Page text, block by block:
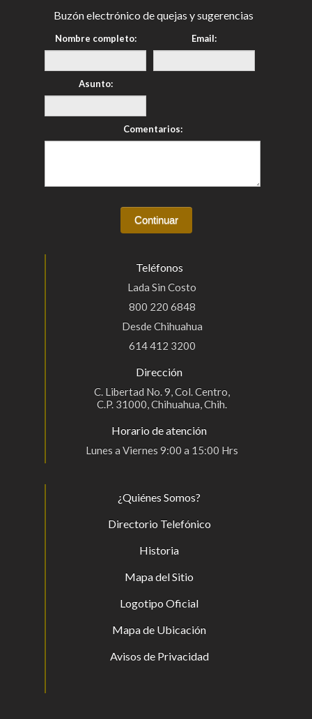
Buzón electrónico de quejas y sugerencias
Nombre completo: Email:
Asunto:
Comentarios:
Teléfonos
Lada Sin Costo
800 220 6848
Desde Chihuahua
614 412 3200
Dirección
C. Libertad No. 9, Col. Centro,
C.P. 31000, Chihuahua, Chih.
Horario de atención
Lunes a Viernes 9:00 a 15:00 Hrs
¿Quiénes Somos?
Directorio Telefónico
Historia
Mapa del Sitio
Logotipo Oficial
Mapa de Ubicación
Avisos de Privacidad